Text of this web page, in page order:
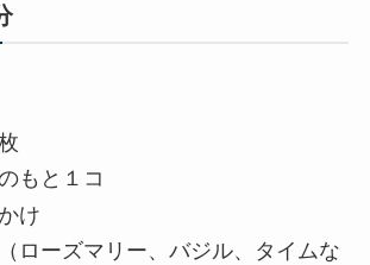
もと１コ
け
ローズマリー、バジル、タイムな